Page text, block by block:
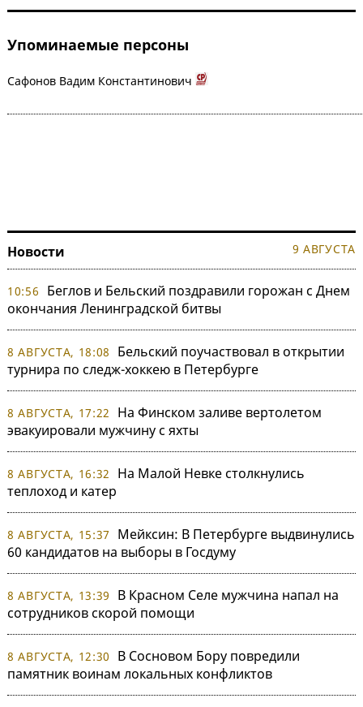
Упоминаемые персоны
Сафонов Вадим Константинович
Новости 9 АВГУСТА
10:56
Беглов и Бельский поздравили горожан с Днем
окончания Ленинградской битвы
8 АВГУСТА, 18:08
Бельский поучаствовал в открытии
турнира по следж-хоккею в Петербурге
8 АВГУСТА, 17:22
На Финском заливе вертолетом
эвакуировали мужчину с яхты
8 АВГУСТА, 16:32
На Малой Невке столкнулись
теплоход и катер
8 АВГУСТА, 15:37
Мейксин: В Петербурге выдвинулись
60 кандидатов на выборы в Госдуму
8 АВГУСТА, 13:39
В Красном Селе мужчина напал на
сотрудников скорой помощи
8 АВГУСТА, 12:30
В Сосновом Бору повредили
памятник воинам локальных конфликтов